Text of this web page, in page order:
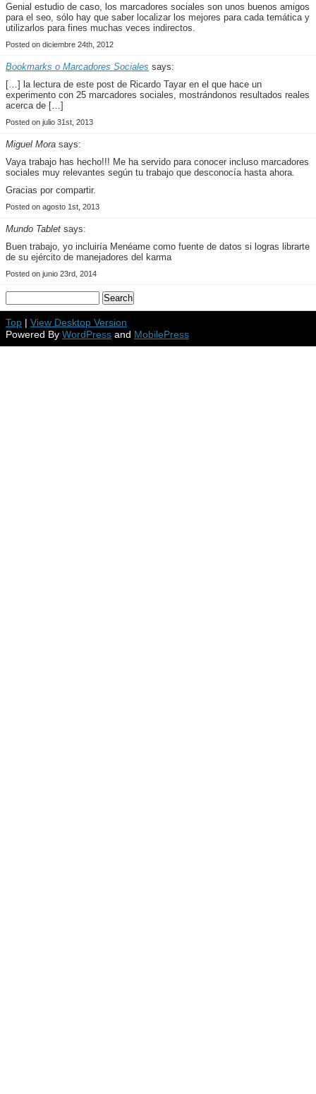
Genial estudio de caso, los marcadores sociales son unos buenos amigos
para el seo, sólo hay que saber localizar los mejores para cada temática y
utilizarlos para fines muchas veces indirectos.
Posted on diciembre 24th, 2012
Bookmarks o Marcadores Sociales says:
[…] la lectura de este post de Ricardo Tayar en el que hace un
experimento con 25 marcadores sociales, mostrándonos resultados reales
acerca de […]
Posted on julio 31st, 2013
Miguel Mora says:
Vaya trabajo has hecho!!! Me ha servido para conocer incluso marcadores
sociales muy relevantes según tu trabajo que desconocía hasta ahora.
Gracias por compartir.
Posted on agosto 1st, 2013
Mundo Tablet says:
Buen trabajo, yo incluiría Menéame como fuente de datos si logras librarte
de su ejército de manejadores del karma
Posted on junio 23rd, 2014
Top | View Desktop Version
Powered By WordPress and MobilePress